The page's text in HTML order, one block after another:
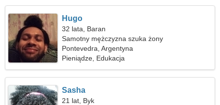
Hugo
32 lata, Baran
Samotny mężczyzna szuka żony
Pontevedra, Argentyna
Pieniądze, Edukacja
Sasha
21 lat, Byk